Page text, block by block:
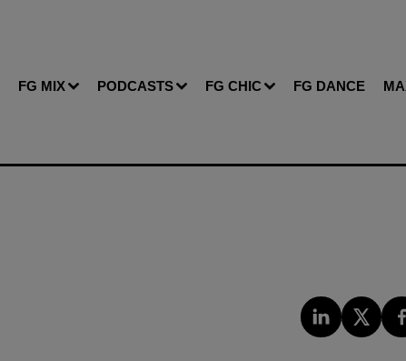
FG MIX PODCASTS FG CHIC FG DANCE